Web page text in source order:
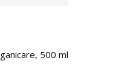
500 ml